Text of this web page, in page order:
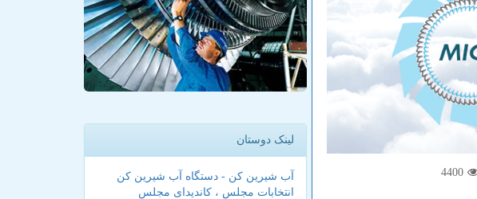
4400
لینک دوستان
آب شیرین کن - دستگاه آب شیرین کن
انتخابات مجلس ، کاندیدای مجلس